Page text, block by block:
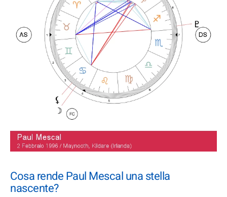
Cosa rende Paul Mescal una stella
nascente?